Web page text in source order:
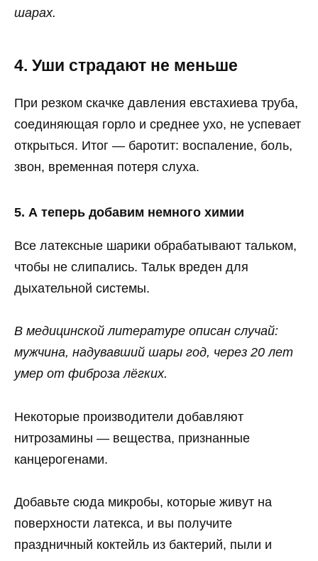
шарах.
4. Уши страдают не меньше
При резком скачке давления евстахиева труба,
соединяющая горло и среднее ухо, не успевает
открыться. Итог — баротит: воспаление, боль,
звон, временная потеря слуха.
5. А теперь добавим немного химии
Все латексные шарики обрабатывают тальком,
чтобы не слипались. Тальк вреден для
дыхательной системы.
В медицинской литературе описан случай:
мужчина, надувавший шары год, через 20 лет
умер от фиброза лёгких.
Некоторые производители добавляют
нитрозамины — вещества, признанные
канцерогенами.
Добавьте сюда микробы, которые живут на
поверхности латекса, и вы получите
праздничный коктейль из бактерий, пыли и